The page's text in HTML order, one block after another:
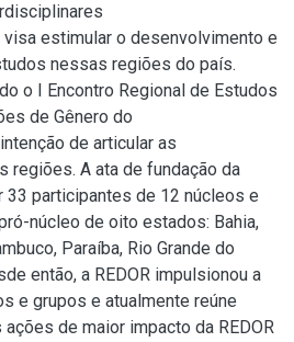
estimular o desenvolvimento e
nessas regiões do país.
o I Encontro Regional de Estudos
de Gênero do
de articular as
regiões. A ata de fundação da
33 participantes de 12 núcleos e
núcleo de oito estados: Bahia,
Paraíba, Rio Grande do
então, a REDOR impulsionou a
e grupos e atualmente reúne
de maior impacto da REDOR